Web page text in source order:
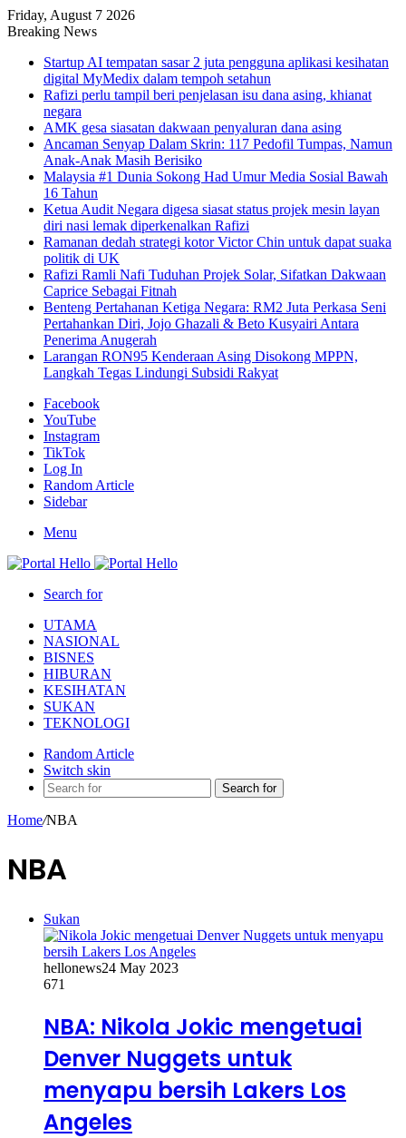
Friday, August 7 2026
Breaking News
Startup AI tempatan sasar 2 juta pengguna aplikasi kesihatan
digital MyMedix dalam tempoh setahun
Rafizi perlu tampil beri penjelasan isu dana asing, khianat
negara
AMK gesa siasatan dakwaan penyaluran dana asing
Ancaman Senyap Dalam Skrin: 117 Pedofil Tumpas, Namun
Anak-Anak Masih Berisiko
Malaysia #1 Dunia Sokong Had Umur Media Sosial Bawah
16 Tahun
Ketua Audit Negara digesa siasat status projek mesin layan
diri nasi lemak diperkenalkan Rafizi
Ramanan dedah strategi kotor Victor Chin untuk dapat suaka
politik di UK
Rafizi Ramli Nafi Tuduhan Projek Solar, Sifatkan Dakwaan
Caprice Sebagai Fitnah
Benteng Pertahanan Ketiga Negara: RM2 Juta Perkasa Seni
Pertahankan Diri, Jojo Ghazali & Beto Kusyairi Antara
Penerima Anugerah
Larangan RON95 Kenderaan Asing Disokong MPPN,
Langkah Tegas Lindungi Subsidi Rakyat
Facebook
YouTube
Instagram
TikTok
Log In
Random Article
Sidebar
Menu
Search for
UTAMA
NASIONAL
BISNES
HIBURAN
KESIHATAN
SUKAN
TEKNOLOGI
Random Article
Switch skin
Search for
Home/NBA
NBA
Sukan
hellonews24 May 2023
671
NBA: Nikola Jokic mengetuai
Denver Nuggets untuk
menyapu bersih Lakers Los
Angeles